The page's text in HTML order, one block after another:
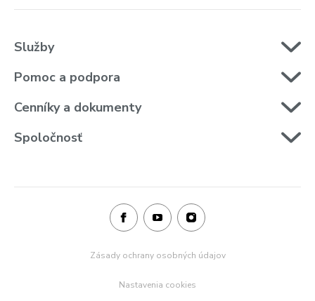
Služby
Pomoc a podpora
Cenníky a dokumenty
Spoločnosť
Zásady ochrany osobných údajov
Nastavenia cookies